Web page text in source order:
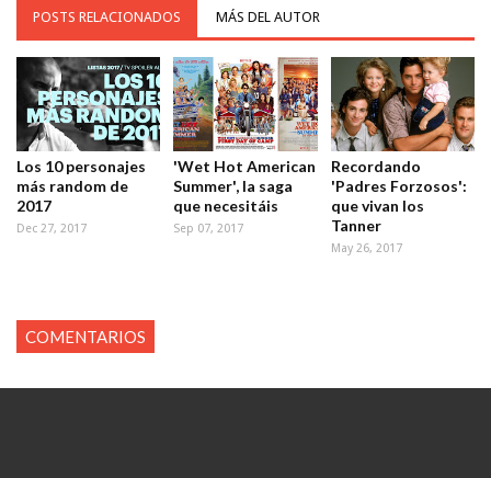
POSTS RELACIONADOS MÁS DEL AUTOR
Los 10 personajes
más random de
2017
Dec 27, 2017
'Wet Hot American
Summer', la saga
que necesitáis
Sep 07, 2017
Recordando
'Padres Forzosos':
que vivan los
Tanner
May 26, 2017
COMENTARIOS